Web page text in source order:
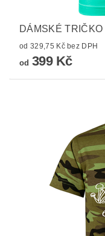
DÁMSKÉ
od 329,75 Kč bez DPH
od 399 Kč